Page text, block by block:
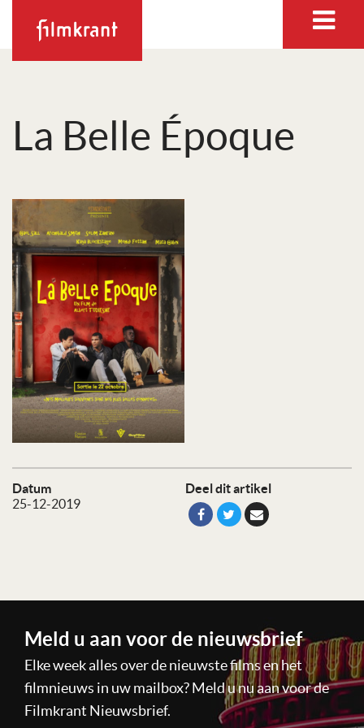
La Belle Époque
Datum
25-12-2019
Deel dit artikel
Meld u aan voor de nieuwsbrief
Elke week alles over de nieuwste films en het
filmnieuws in uw mailbox? Meld u nu aan voor de
Filmkrant Nieuwsbrief.